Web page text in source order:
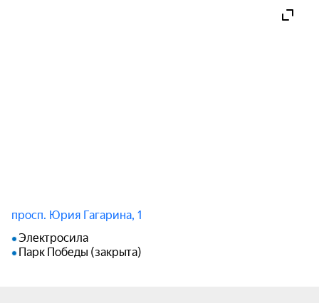
просп. Юрия Гагарина, 1
Электросила
Парк Победы (закрыта)